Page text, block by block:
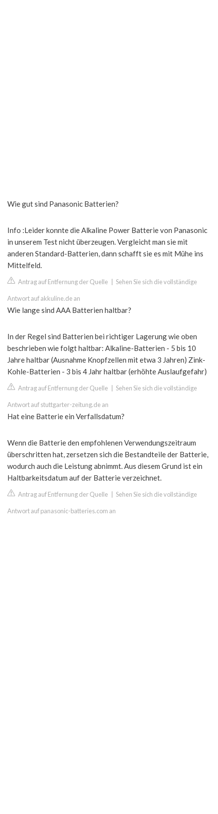
Wie gut sind Panasonic Batterien?
Info :Leider konnte die Alkaline Power Batterie von Panasonic
in unserem Test nicht überzeugen. Vergleicht man sie mit
anderen Standard-Batterien, dann schafft sie es mit Mühe ins
Mittelfeld.
Antrag auf Entfernung der Quelle Sehen Sie sich die vollständige
Antwort auf akkuline.de an
Wie lange sind AAA Batterien haltbar?
In der Regel sind Batterien bei richtiger Lagerung wie oben
beschrieben wie folgt haltbar: Alkaline-Batterien - 5 bis 10
Jahre haltbar (Ausnahme Knopfzellen mit etwa 3 Jahren) Zink-
Kohle-Batterien - 3 bis 4 Jahr haltbar (erhöhte Auslaufgefahr)
Antrag auf Entfernung der Quelle Sehen Sie sich die vollständige
Antwort auf stuttgarter-zeitung.de an
Hat eine Batterie ein Verfallsdatum?
Wenn die Batterie den empfohlenen Verwendungszeitraum
überschritten hat, zersetzen sich die Bestandteile der Batterie,
wodurch auch die Leistung abnimmt. Aus diesem Grund ist ein
Haltbarkeitsdatum auf der Batterie verzeichnet.
Antrag auf Entfernung der Quelle Sehen Sie sich die vollständige
Antwort auf panasonic-batteries.com an